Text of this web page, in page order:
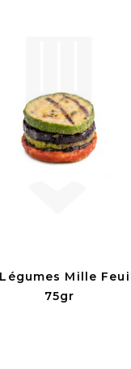
Mille
75gr